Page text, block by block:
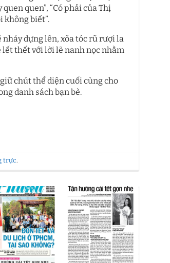
quen”, “Có phải của Thị
không biết”.
nhảy dựng lên, xõa tóc rũ rượi la
lết thết với lời lẽ nanh nọc nhằm
chút thể diện cuối cùng cho
danh sách bạn bè.
trực.